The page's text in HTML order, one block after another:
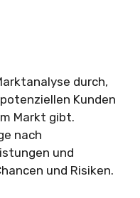
durch,
Kunden
Markt gibt.
nach
und
und Risiken.